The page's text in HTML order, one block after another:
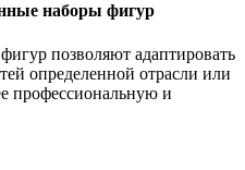
наборы фигур
позволяют адаптировать
определенной отрасли или
профессиональную и